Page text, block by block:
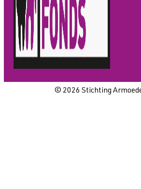
© 2026 Stichting